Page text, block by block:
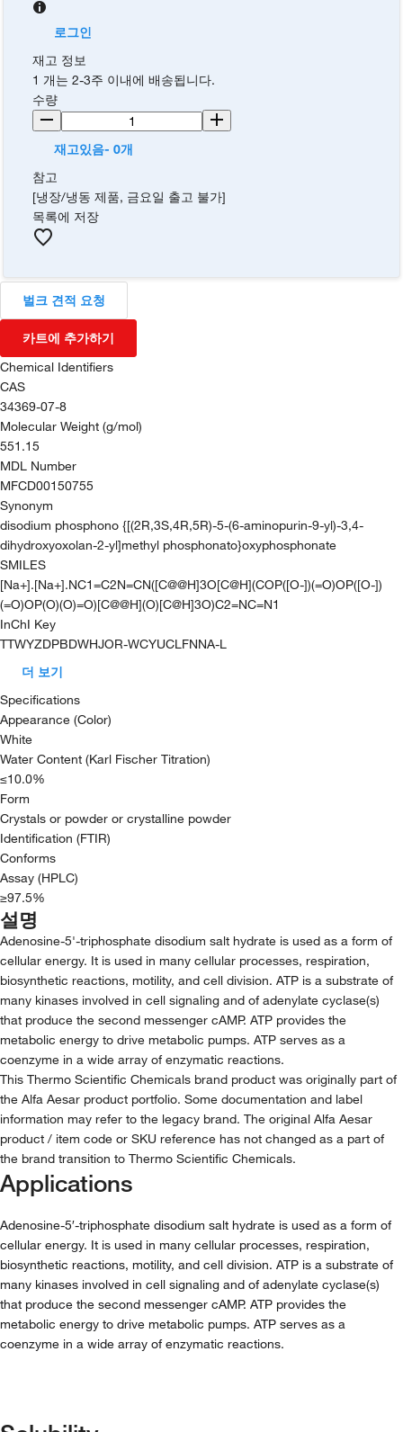
로그인
재고 정보
1 개는 2-3주 이내에 배송됩니다.
수량
재고있음- 0개
참고
[냉장/냉동 제품, 금요일 출고 불가]
목록에 저장
벌크 견적 요청
카트에 추가하기
Chemical Identifiers
CAS
34369-07-8
Molecular Weight (g/mol)
551.15
MDL Number
MFCD00150755
Synonym
disodium phosphono {[(2R,3S,4R,5R)-5-(6-aminopurin-9-yl)-3,4-
dihydroxyoxolan-2-yl]methyl phosphonato}oxyphosphonate
SMILES
[Na+].[Na+].NC1=C2N=CN([C@@H]3O[C@H](COP([O-])(=O)OP([O-])
(=O)OP(O)(O)=O)[C@@H](O)[C@H]3O)C2=NC=N1
InChI Key
TTWYZDPBDWHJOR-WCYUCLFNNA-L
더 보기
Specifications
Appearance (Color)
White
Water Content (Karl Fischer Titration)
≤10.0%
Form
Crystals or powder or crystalline powder
Identification (FTIR)
Conforms
Assay (HPLC)
≥97.5%
설명
Adenosine-5'-triphosphate disodium salt hydrate is used as a form of
cellular energy. It is used in many cellular processes, respiration,
biosynthetic reactions, motility, and cell division. ATP is a substrate of
many kinases involved in cell signaling and of adenylate cyclase(s)
that produce the second messenger cAMP. ATP provides the
metabolic energy to drive metabolic pumps. ATP serves as a
coenzyme in a wide array of enzymatic reactions.
This Thermo Scientific Chemicals brand product was originally part of
the Alfa Aesar product portfolio. Some documentation and label
information may refer to the legacy brand. The original Alfa Aesar
product / item code or SKU reference has not changed as a part of
the brand transition to Thermo Scientific Chemicals.
Applications
Adenosine-5′-triphosphate disodium salt hydrate is used as a form of
cellular energy. It is used in many cellular processes, respiration,
biosynthetic reactions, motility, and cell division. ATP is a substrate of
many kinases involved in cell signaling and of adenylate cyclase(s)
that produce the second messenger cAMP. ATP provides the
metabolic energy to drive metabolic pumps. ATP serves as a
coenzyme in a wide array of enzymatic reactions.